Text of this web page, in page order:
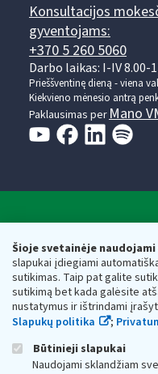
Šioje svetainėje
slapukai įdiegiami
sutikimas. Taip pat galite
sutikimą bet kada galėsite
nustatymus ir ištrindami
Slapukų politika
;
Būtinieji slapukai
Naudojami sklandžiam
Konsultacijos
gyventojams:
+370 5 260 5060
Darbo laikas: I-IV 8.00-
Prieššventinę dieną - viena
Kiekvieno mėnesio antrą
Paklausimas per Mano
Respublikos finansų
Biudžetinė įstaiga. Juridinio
adresas: Vasario 16-osios g.
vmi@vmi.lt, E. pristatymo
Duomenys apie Valstybinę
Respublikos finansų